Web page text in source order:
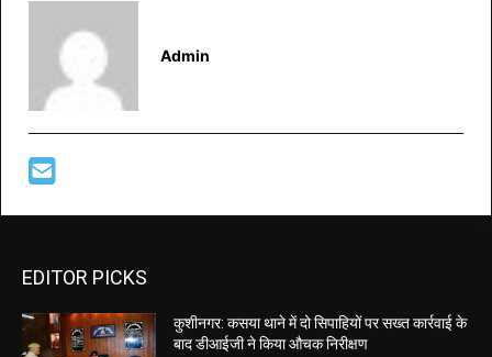
Admin
EDITOR PICKS
कुशीनगर: कसया थाने में दो सिपाहियों पर सख्त कार्रवाई के
बाद डीआईजी ने किया औचक निरीक्षण